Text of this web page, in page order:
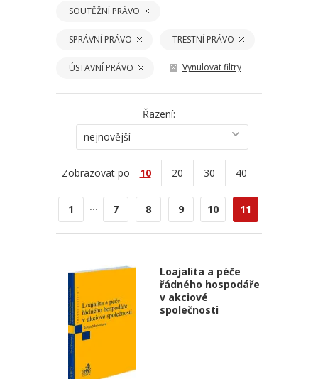
SOUTĚŽNÍ PRÁVO
SPRÁVNÍ PRÁVO TRESTNÍ PRÁVO
ÚSTAVNÍ PRÁVO Vynulovat filtry
Řazení:
nejnovější
Zobrazovat po 10 20 30 40
1 ... 7 8 9 10 11
Loajalita a péče
řádného hospodáře
v akciové
společnosti